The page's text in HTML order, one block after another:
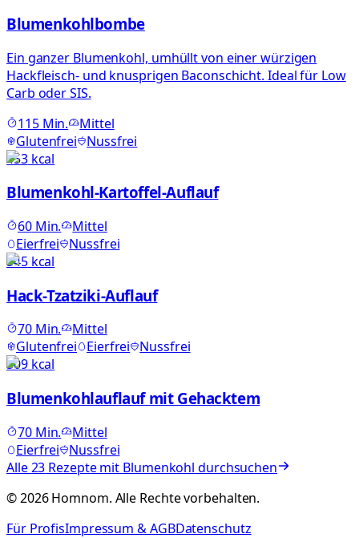
Blumenkohlbombe
Ein ganzer Blumenkohl, umhüllt von einer würzigen
Hackfleisch- und knusprigen Baconschicht. Ideal für Low
Carb oder SIS.
115Min.
Mittel
Glutenfrei
Nussfrei
453kcal
Blumenkohl-Kartoffel-Auflauf
60Min.
Mittel
Eierfrei
Nussfrei
545kcal
Hack-Tzatziki-Auflauf
70Min.
Mittel
Glutenfrei
Eierfrei
Nussfrei
509kcal
Blumenkohlauflauf mit Gehacktem
70Min.
Mittel
Eierfrei
Nussfrei
Alle23 Rezepte mit Blumenkohl durchsuchen
©2026Homnom. Alle Rechte vorbehalten.
Für ProfisImpressum & AGBDatenschutz